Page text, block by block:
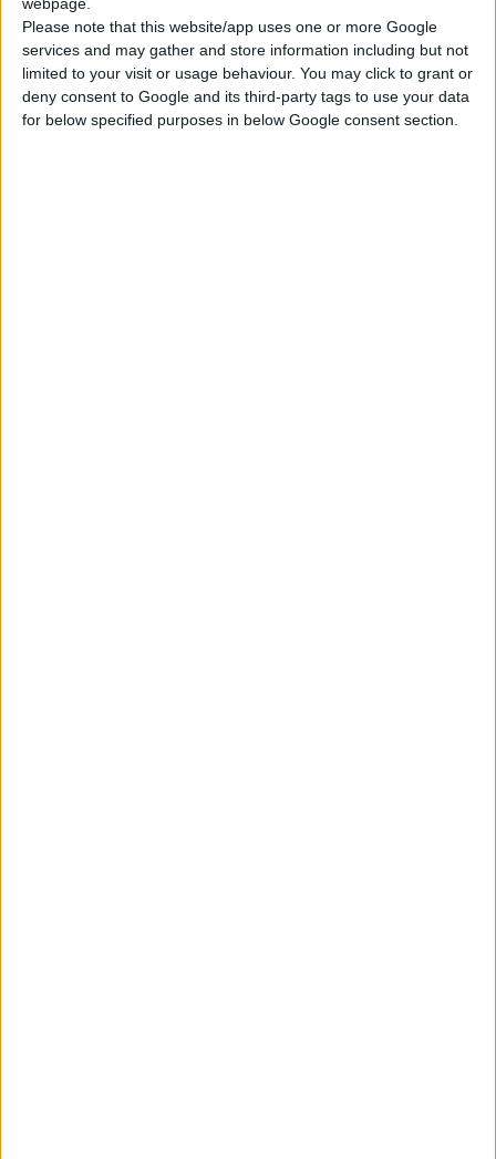
webpage.
Please note that this website/app uses one or more Google
services and may gather and store information including but not
limited to your visit or usage behaviour. You may click to grant or
deny consent to Google and its third-party tags to use your data
for below specified purposes in below Google consent section.
πλέον σύγχρονες μορφές θεραπείας, η οποία
επεμβαίνοντας απευθείας στο κυτταρικό
DNAαντιμετωπίζει την αιτία της
πάθησης («βλάβη» σε κάποιο γονίδιο) και